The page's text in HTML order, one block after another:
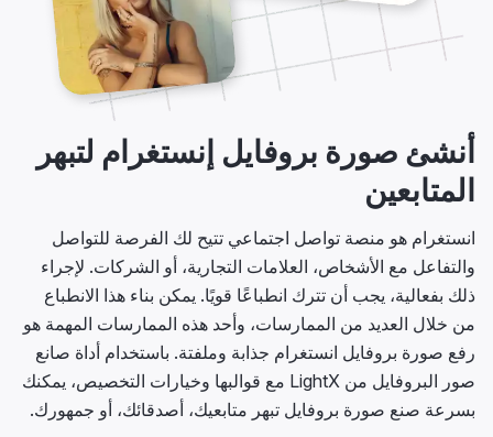
أنشئ صورة بروفايل إنستغرام لتبهر
المتابعين
انستغرام هو منصة تواصل اجتماعي تتيح لك الفرصة للتواصل
والتفاعل مع الأشخاص، العلامات التجارية، أو الشركات. لإجراء
ذلك بفعالية، يجب أن تترك انطباعًا قويًا. يمكن بناء هذا الانطباع
من خلال العديد من الممارسات، وأحد هذه الممارسات المهمة هو
رفع صورة بروفايل انستغرام جذابة وملفتة. باستخدام أداة صانع
صور البروفايل من LightX مع قوالبها وخيارات التخصيص، يمكنك
بسرعة صنع صورة بروفايل تبهر متابعيك، أصدقائك، أو جمهورك.